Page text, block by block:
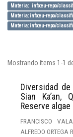
Materia: info:eu-repo/
Materia: info:eu-repo/
Materia: info:eu-repo/
Mostrando ítems 1-1
Diversidad
Sian Ka’an,
Reserve
FRANCISCO
ALFREDO ORTEGA